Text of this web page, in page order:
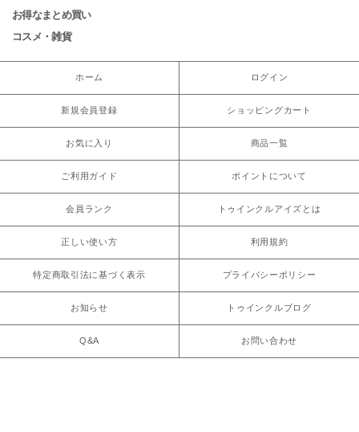
お得なまとめ買い
コスメ・雑貨
ホーム ログイン
新規会員登録 ショッピングカート
お気に入り 商品一覧
ご利用ガイド ポイントについて
会員ランク トゥインクルアイズとは
正しい使い方 利用規約
特定商取引法に基づく表示 プライバシーポリシー
お知らせ トゥインクルブログ
Q&A お問い合わせ